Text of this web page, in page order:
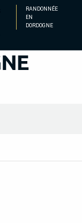
RANDONNÉE
EN
DORDOGNE